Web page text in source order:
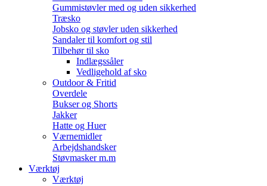
Gummistøvler med og uden sikkerhed
Træsko
Jobsko og støvler uden sikkerhed
Sandaler til komfort og stil
Tilbehør til sko
Indlægssåler
Vedligehold af sko
Outdoor & Fritid
Overdele
Bukser og Shorts
Jakker
Hatte og Huer
Værnemidler
Arbejdshandsker
Støvmasker m.m
Værktøj
Værktøj